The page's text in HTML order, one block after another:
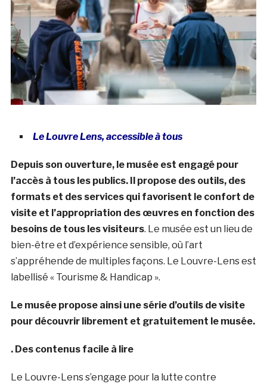
Le Louvre Lens, accessible à tous
Depuis son ouverture, le musée est engagé pour
l’accès à tous les publics. Il propose des outils, des
formats et des services qui favorisent le confort de
visite et l’appropriation des œuvres en fonction des
besoins de tous les visiteurs. Le musée est un lieu de
bien-être et d’expérience sensible, où l’art
s’appréhende de multiples façons. Le Louvre-Lens est
labellisé « Tourisme & Handicap ».
Le musée propose ainsi une série d’outils de visite
pour découvrir librement et gratuitement le musée.
. Des contenus facile à lire
Le Louvre-Lens s’engage pour la lutte contre